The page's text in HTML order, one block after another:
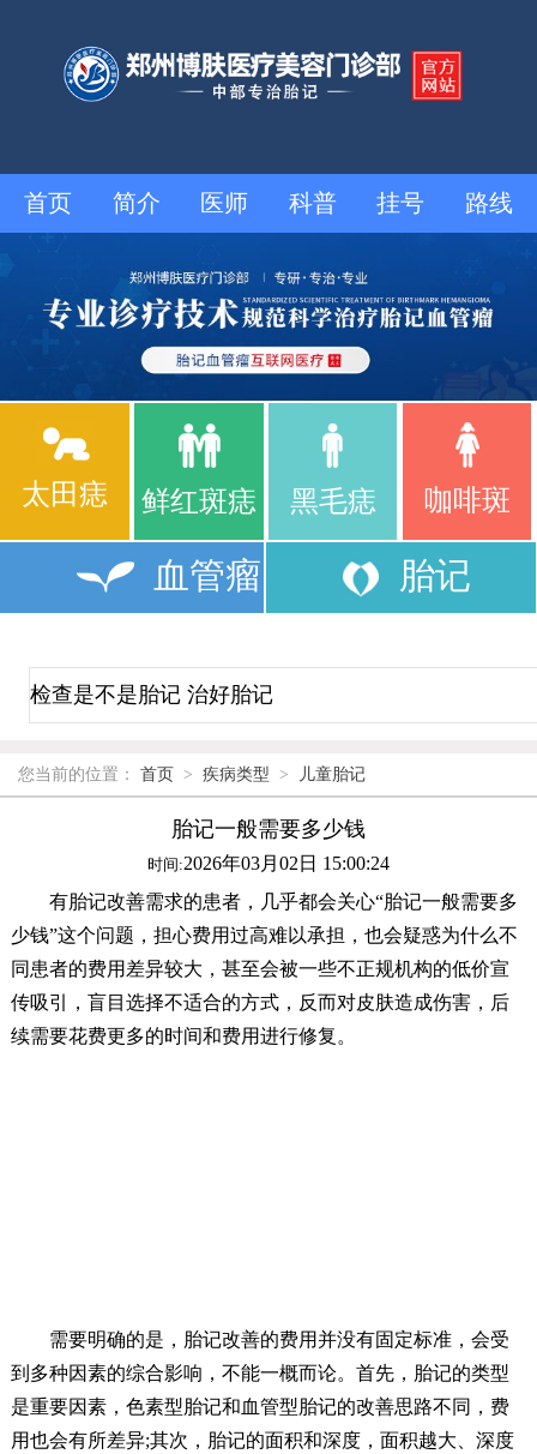
首页 简介 医师 科普 挂号 路线
太田痣 鲜红斑痣 黑毛痣 咖啡斑
血管瘤 胎记
您当前的位置： 首页 > 疾病类型 > 儿童胎记
胎记一般需要多少钱
时间:2026年03月02日 15:00:24
有胎记改善需求的患者，几乎都会关心“胎记一般需要多
少钱”这个问题，担心费用过高难以承担，也会疑惑为什么不
同患者的费用差异较大，甚至会被一些不正规机构的低价宣
传吸引，盲目选择不适合的方式，反而对皮肤造成伤害，后
续需要花费更多的时间和费用进行修复。
需要明确的是，胎记改善的费用并没有固定标准，会受
到多种因素的综合影响，不能一概而论。首先，胎记的类型
是重要因素，色素型胎记和血管型胎记的改善思路不同，费
用也会有所差异;其次，胎记的面积和深度，面积越大、深度